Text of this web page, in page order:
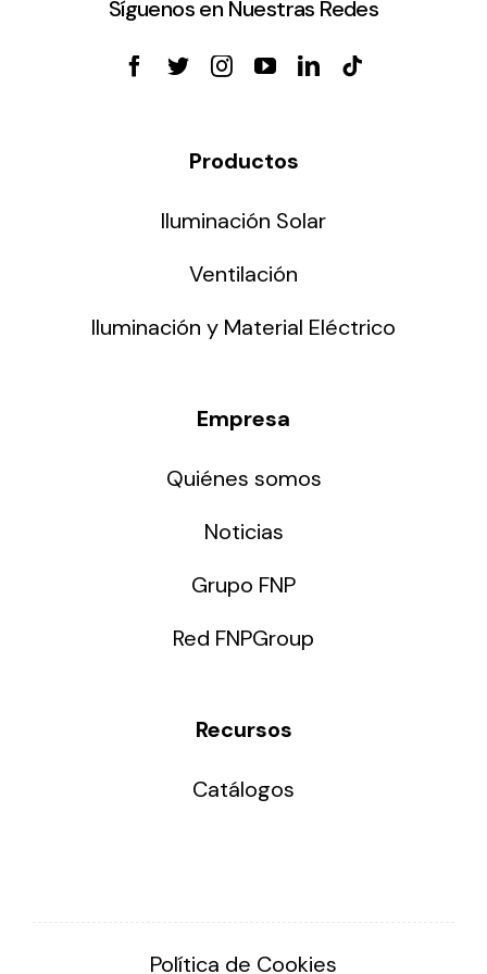
Síguenos en Nuestras Redes
Productos
Iluminación Solar
Ventilación
Iluminación y Material Eléctrico
Empresa
Quiénes somos
Noticias
Grupo FNP
Red FNPGroup
Recursos
Catálogos
Política de Cookies